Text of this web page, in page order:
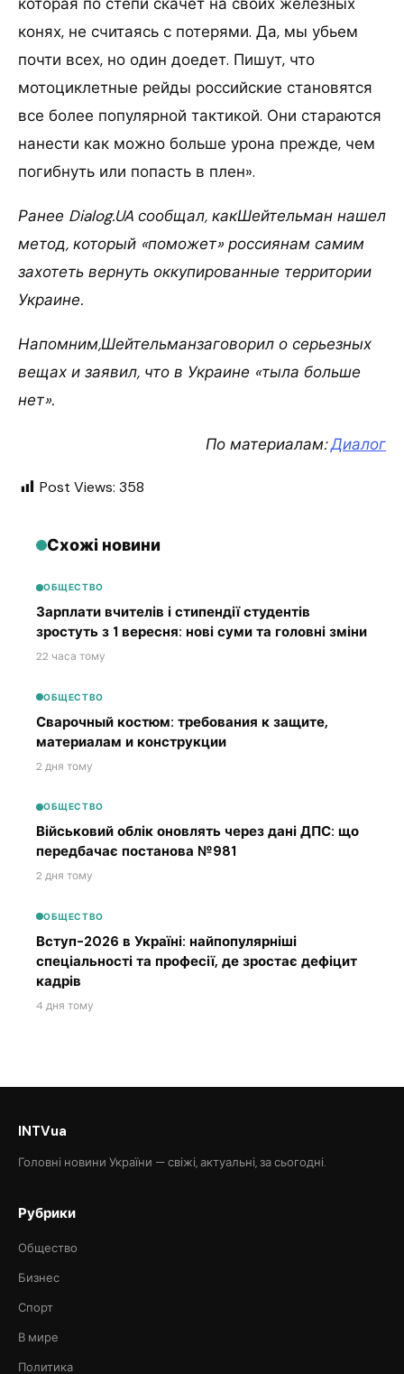
конях, не считаясь с потерями. Да, мы убьем
почти всех, но один доедет. Пишут, что
мотоциклетные рейды российские становятся
все более популярной тактикой. Они стараются
нанести как можно больше урона прежде, чем
погибнуть или попасть в плен».
Ранее Dialog.UA сообщал, какШейтельман нашел
метод, который «поможет» россиянам самим
захотеть вернуть оккупированные территории
Украине.
Напомним,Шейтельманзаговорил о серьезных
вещах и заявил, что в Украине «тыла больше
нет».
По материалам:Диалог
Post Views: 358
Схожі новини
ОБЩЕСТВО
Зарплати вчителів і стипендії студентів
зростуть з 1 вересня: нові суми та головні зміни
22 часа тому
ОБЩЕСТВО
Сварочный костюм: требования к защите,
материалам и конструкции
2 дня тому
ОБЩЕСТВО
Військовий облік оновлять через дані ДПС: що
передбачає постанова №981
2 дня тому
ОБЩЕСТВО
Вступ-2026 в Україні: найпопулярніші
спеціальності та професії, де зростає дефіцит
кадрів
4 дня тому
INTVua
Головні новини України — свіжі, актуальні, за сьогодні.
Рубрики
Общество
Бизнес
Спорт
В мире
Политика